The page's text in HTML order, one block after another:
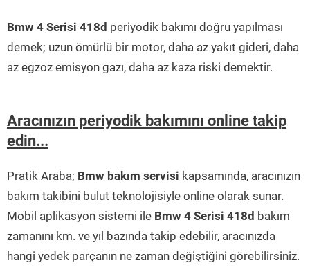
Bmw 4 Serisi 418d periyodik bakımı doğru yapılması
demek; uzun ömürlü bir motor, daha az yakıt gideri, daha
az egzoz emisyon gazı, daha az kaza riski demektir.
Aracınızın periyodik bakımını online takip
edin...
Pratik Araba; Bmw bakım servisi kapsamında, aracınızın
bakım takibini bulut teknolojisiyle online olarak sunar.
Mobil aplikasyon sistemi ile Bmw 4 Serisi 418d bakım
zamanını km. ve yıl bazında takip edebilir, aracınızda
hangi yedek parçanın ne zaman değiştiğini görebilirsiniz.